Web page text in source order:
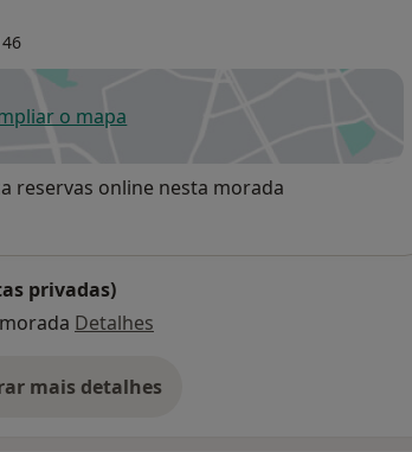
o mapa
abre num novo separador
reservas online nesta morada
privadas)
Detalhes
mais detalhes
sobre o endereço